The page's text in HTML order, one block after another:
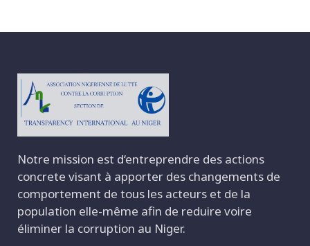
Notre mission est d‘entreprendre des actions
concrete visant à apporter des changements de
comportement de tous les acteurs et de la
population elle-même afin de reduire voire
éliminer la corruption au Niger.